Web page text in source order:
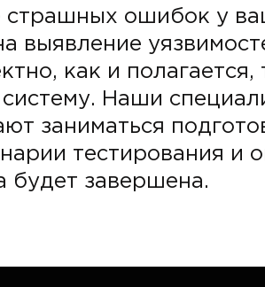
страшных ошибок у
выявление
как и
Наши
заниматься
тестирования и
будет завершена.